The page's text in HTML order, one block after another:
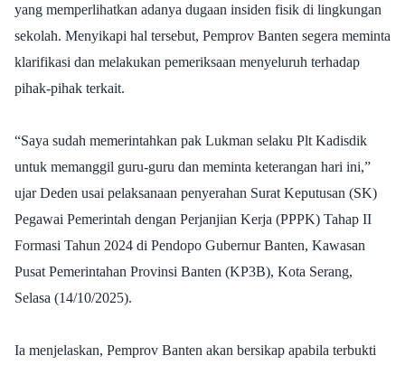
yang memperlihatkan adanya dugaan insiden fisik di lingkungan
sekolah. Menyikapi hal tersebut, Pemprov Banten segera meminta
klarifikasi dan melakukan pemeriksaan menyeluruh terhadap
pihak-pihak terkait.
“Saya sudah memerintahkan pak Lukman selaku Plt Kadisdik
untuk memanggil guru-guru dan meminta keterangan hari ini,”
ujar Deden usai pelaksanaan penyerahan Surat Keputusan (SK)
Pegawai Pemerintah dengan Perjanjian Kerja (PPPK) Tahap II
Formasi Tahun 2024 di Pendopo Gubernur Banten, Kawasan
Pusat Pemerintahan Provinsi Banten (KP3B), Kota Serang,
Selasa (14/10/2025).
Ia menjelaskan, Pemprov Banten akan bersikap apabila terbukti